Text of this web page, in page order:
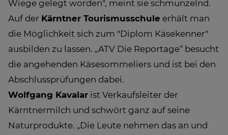
Wiege gelegt worden", meint sie schmunzelnd.
Auf der Kärntner Tourismusschule erhält man
die Möglichkeit sich zum "Diplom Käsekenner"
ausbilden zu lassen. „ATV Die Reportage“ besucht
die angehenden Käsesommeliers und ist bei den
Abschlussprüfungen dabei.
Wolfgang Kavalar ist Verkaufsleiter der
Kärntnermilch und schwört ganz auf seine
Naturprodukte. „Die Leute nehmen das an und